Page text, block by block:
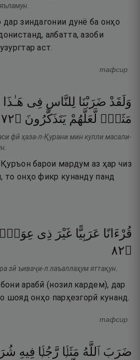
зиндагонии дунё ба онҳо
албатта, азоби
аст.
тафсир
وَلَقَدْ ضَرَبْنَا لِلنَّاسِ فِى هَـٰذَا
مَثَلٍۢ لَّعَلَّهُمْ يَتَذَكَّرُونَ ۝٢٧
фӣ ҳаза-л-Қурани мин кулли масали-
барои мардум аз ҳар чиз
то онҳо фикр кунанду панд
قُرْءَانًا عَرَبِيًّا غَيْرَ ذِى عِوَجٍۢ
۝٢٨
зӣ ъиваҷи-л лаъаллаҳум яттақун.
арабӣ (нозил кардем), дар
шояд онҳо парҳезгорӣ кунанд.
тафсир
ضَرَبَ ٱللَّهُ مَثَلًۭا رَّجُلًۭا فِيهِ